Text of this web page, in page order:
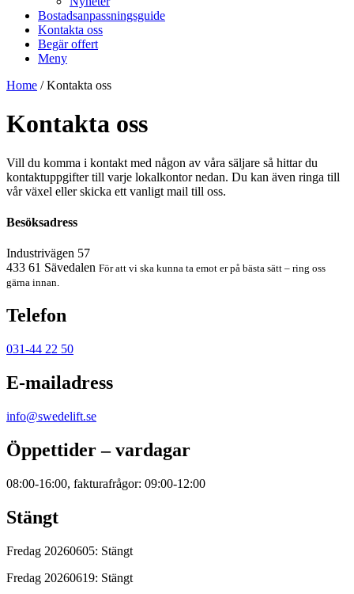
Bostadsanpassningsguide
Kontakta oss
Begär offert
Meny
Home /Kontakta oss
Kontakta oss
Vill du komma i kontakt med någon av våra säljare så hittar du
kontaktuppgifter till varje lokalkontor nedan. Du kan även ringa till
vår växel eller skicka ett vanligt mail till oss.
Besöksadress
Industrivägen 57
433 61 Sävedalen För att vi ska kunna ta emot er på bästa sätt – ring oss
gärna innan.
Telefon
031-44 22 50
E-mailadress
info@swedelift.se
Öppettider – vardagar
08:00-16:00, fakturafrågor: 09:00-12:00
Stängt
Fredag 20260605: Stängt
Fredag 20260619: Stängt